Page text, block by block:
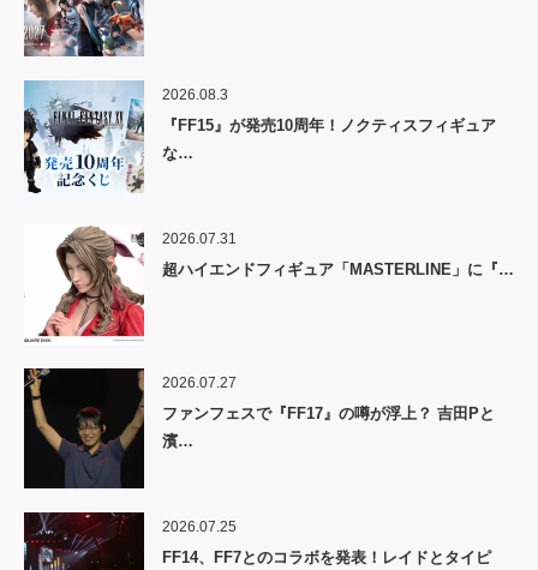
2026.08.3
『FF15』が発売10周年！ノクティスフィギュア
な…
2026.07.31
超ハイエンドフィギュア「MASTERLINE」に『…
2026.07.27
ファンフェスで『FF17』の噂が浮上？ 吉田Pと
濱…
2026.07.25
FF14、FF7とのコラボを発表！レイドとタイピ